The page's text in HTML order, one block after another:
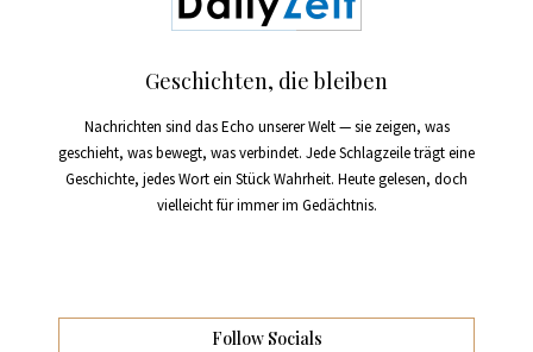
Geschichten, die bleiben
Nachrichten sind das Echo unserer Welt — sie zeigen, was
geschieht, was bewegt, was verbindet. Jede Schlagzeile trägt eine
Geschichte, jedes Wort ein Stück Wahrheit. Heute gelesen, doch
vielleicht für immer im Gedächtnis.
Follow Socials